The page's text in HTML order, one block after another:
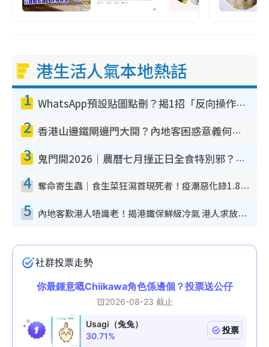
港生活人氣本地熱話
1 WhatsApp預設貼圖點刪？揭1招「反向操作」還原簡潔介面 附3步實測教學
2 香港山邊鐵閘邊門大開？內地客困惑意義何在！網民神回覆：呢種叫法理性防禦
3 鬼門開2026｜農曆七月撞正日全食特別邪？專家警告切忌做一事！揭4大禁忌+2招保平安
4 奪命寄生蟲｜食生菜狂瀉首現死者！疫潮惡化錄1.8萬宗病例 揭洗菜3大謬誤
5 內地客歎港人唔識老！揭港鐵保鮮級冷氣 港人求放過：咪投訴